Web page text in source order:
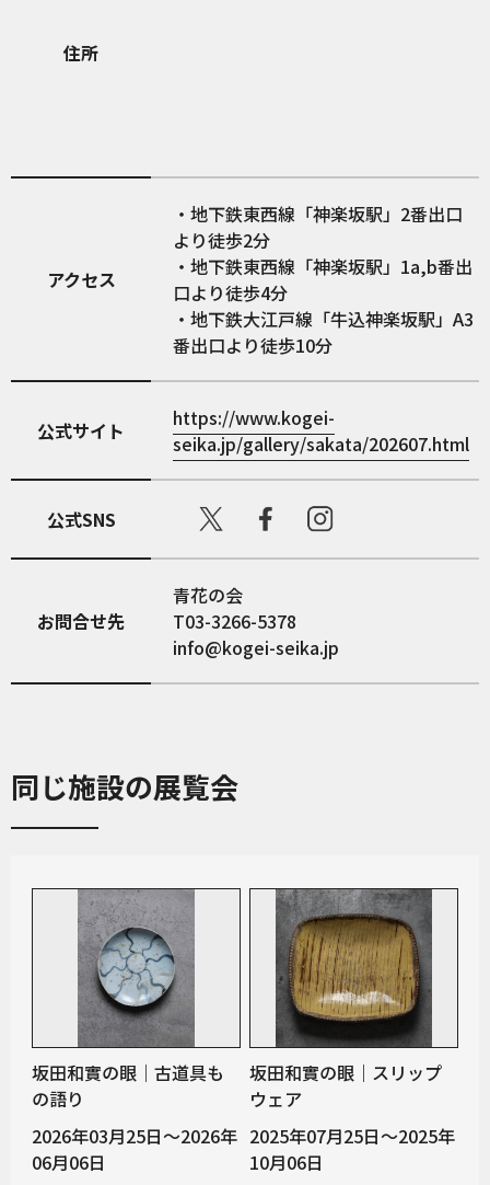
住所
アクセス
・地下鉄東西線「神楽坂駅」2番出口
より徒歩2分
・地下鉄東西線「神楽坂駅」1a,b番出
口より徒歩4分
・地下鉄大江戸線「牛込神楽坂駅」A3
番出口より徒歩10分
公式サイト
https://www.kogei-
seika.jp/gallery/sakata/202607.html
公式SNS
お問合せ先
青花の会
T03-3266-5378
info@kogei-seika.jp
同じ施設の展覧会
坂田和實の眼｜古道具も
の語り
2026年03月25日～2026年
06月06日
坂田和實の眼｜スリップ
ウェア
2025年07月25日～2025年
10月06日